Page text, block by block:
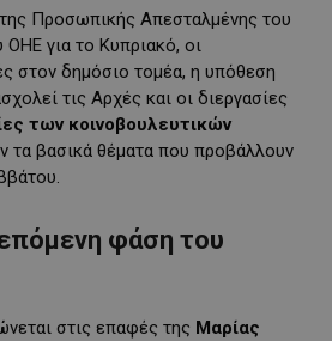
Προσωπικής Απεσταλμένης του
ΟΗΕ για το Κυπριακό, οι
στον δημόσιο τομέα, η υπόθεση
τις Αρχές και οι διεργασίες
των κοινοβουλευτικών
τα βασικά θέματα που προβάλλουν
φάση του
στις επαφές της Μαρίας